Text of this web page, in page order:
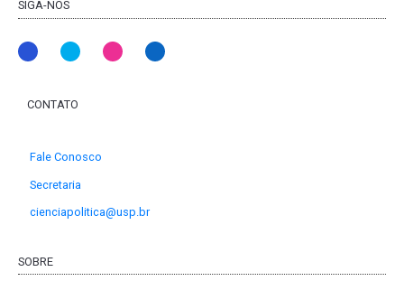
SIGA-NOS
CONTATO
Fale Conosco
Secretaria
cienciapolitica@usp.br
SOBRE